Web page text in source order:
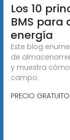
Los 10
BMS
energía
Este blog
de
y muestra
campo.
PRECIO GRATUITO